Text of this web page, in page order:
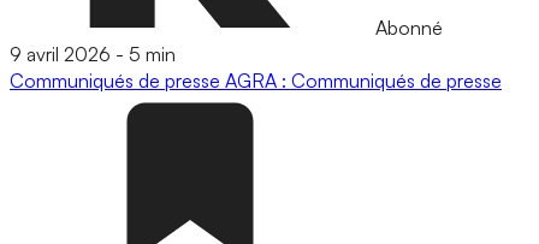
Abonné
9 avril 2026 - 5 min
Communiqués de presse AGRA : Communiqués de presse